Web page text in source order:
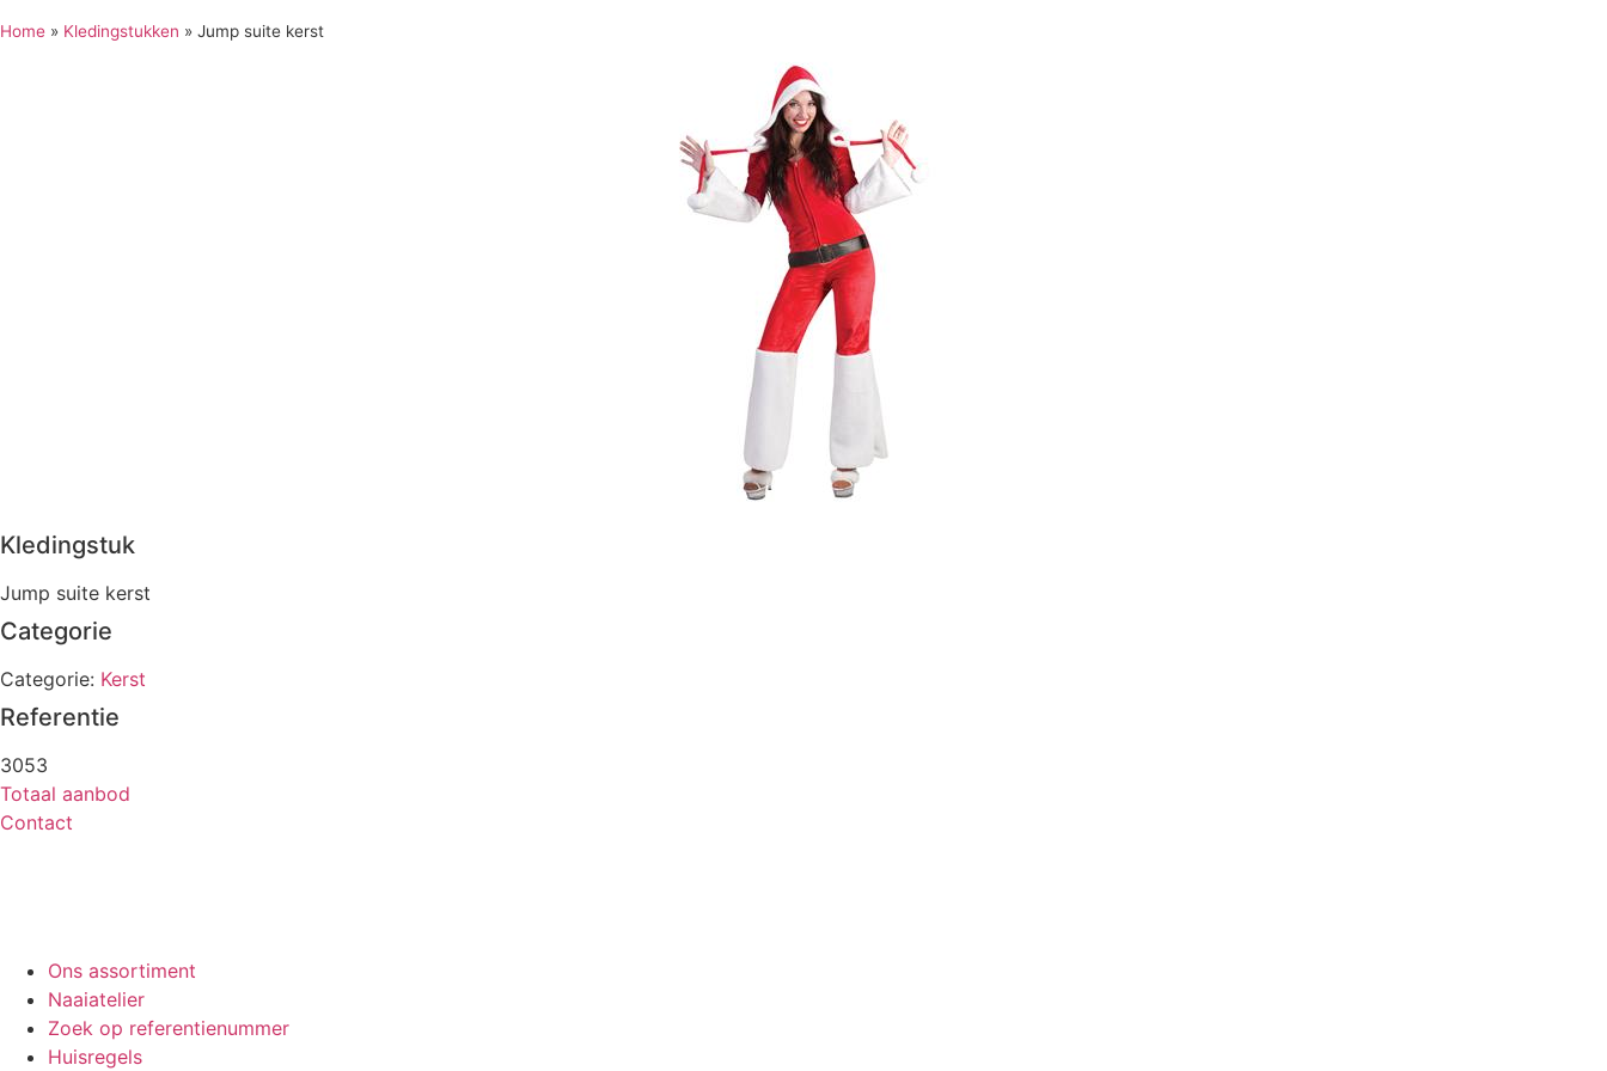
Home » Kledingstukken » Jump suite kerst
Kledingstuk
Jump suite kerst
Categorie
Categorie: Kerst
Referentie
3053
Totaal aanbod
Contact
Ons assortiment
Naaiatelier
Zoek op referentienummer
Huisregels